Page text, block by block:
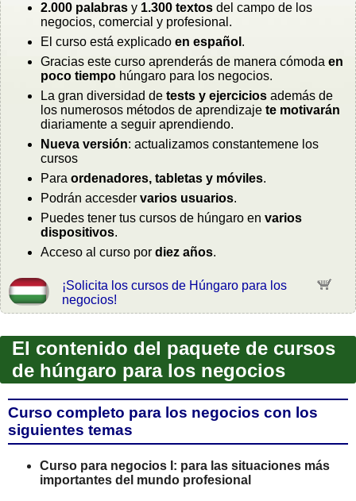
2.000 palabras y 1.300 textos del campo de los
negocios, comercial y profesional.
El curso está explicado en español .
Gracias este curso aprenderás de manera cómoda en
poco tiempo húngaro para los negocios.
La gran diversidad de tests y ejercicios además de
los numerosos métodos de aprendizaje te motivarán
diariamente a seguir aprendiendo.
Nueva versión: actualizamos constantemene los
cursos
Para ordenadores, tabletas y móviles.
Podrán accesder varios usuarios.
Puedes tener tus cursos de húngaro en varios
dispositivos.
Acceso al curso por diez años.
¡Solicita los cursos de Húngaro para los
negocios!
El contenido del paquete de cursos
de húngaro para los negocios
Curso completo para los negocios con los
siguientes temas
Curso para negocios I: para las situaciones más
importantes del mundo profesional